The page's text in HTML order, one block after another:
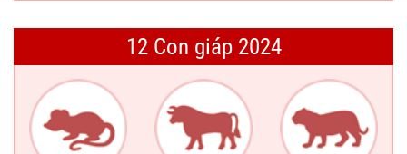
12 Con giáp 2024